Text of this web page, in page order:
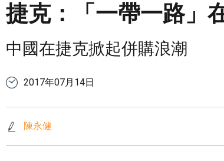
捷克：「一帶一路」
中國在捷克掀起併購浪潮
2017年07月14日
陳永健